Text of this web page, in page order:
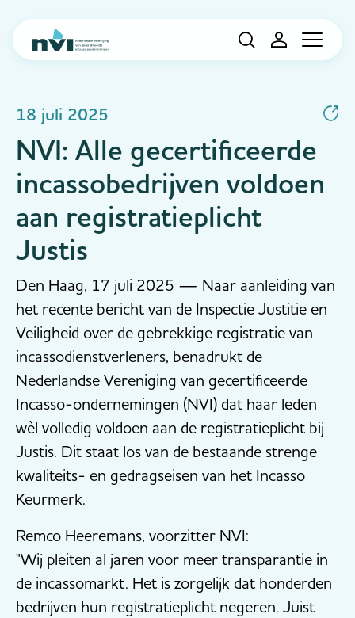
Navigation
18 juli 2025
NVI: Alle gecertificeerde
incassobedrijven voldoen
aan registratieplicht
Justis
Den Haag, 17 juli 2025 — Naar aanleiding van
het recente bericht van de Inspectie Justitie en
Veiligheid over de gebrekkige registratie van
incassodienstverleners, benadrukt de
Nederlandse Vereniging van gecertificeerde
Incasso-ondernemingen (NVI) dat haar leden
wèl volledig voldoen aan de registratieplicht bij
Justis. Dit staat los van de bestaande strenge
kwaliteits- en gedragseisen van het Incasso
Keurmerk.
Remco Heeremans, voorzitter NVI:
"Wij pleiten al jaren voor meer transparantie in
de incassomarkt. Het is zorgelijk dat honderden
bedrijven hun registratieplicht negeren. Juist